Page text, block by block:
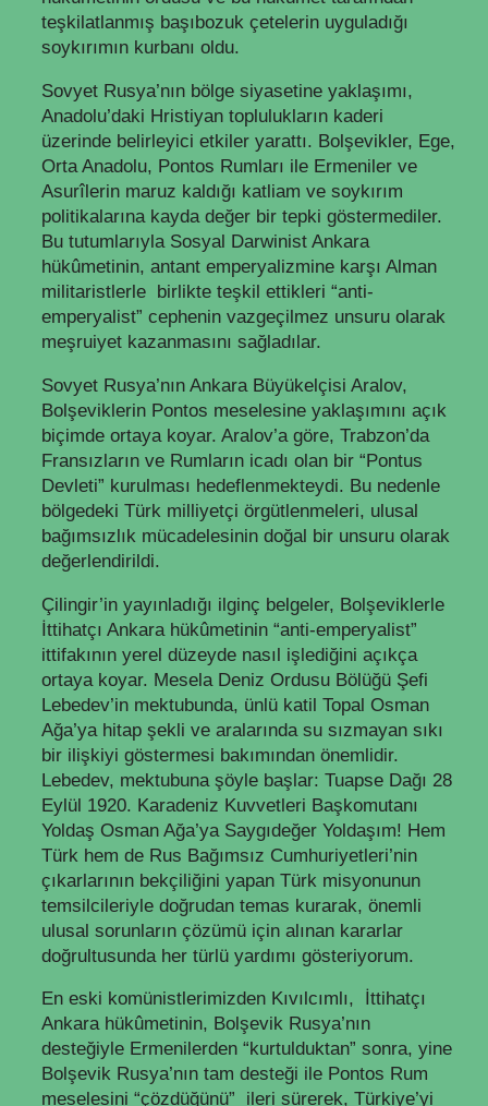
teşkilatlanmış başıbozuk çetelerin uyguladığı
soykırımın kurbanı oldu.
Sovyet Rusya’nın bölge siyasetine yaklaşımı,
Anadolu’daki Hristiyan toplulukların kaderi
üzerinde belirleyici etkiler yarattı. Bolşevikler, Ege,
Orta Anadolu, Pontos Rumları ile Ermeniler ve
Asurîlerin maruz kaldığı katliam ve soykırım
politikalarına kayda değer bir tepki göstermediler.
Bu tutumlarıyla Sosyal Darwinist Ankara
hükûmetinin, antant emperyalizmine karşı Alman
militaristlerle birlikte teşkil ettikleri “anti-
emperyalist” cephenin vazgeçilmez unsuru olarak
meşruiyet kazanmasını sağladılar.
Sovyet Rusya’nın Ankara Büyükelçisi Aralov,
Bolşeviklerin Pontos meselesine yaklaşımını açık
biçimde ortaya koyar. Aralov’a göre, Trabzon’da
Fransızların ve Rumların icadı olan bir “Pontus
Devleti” kurulması hedeflenmekteydi. Bu nedenle
bölgedeki Türk milliyetçi örgütlenmeleri, ulusal
bağımsızlık mücadelesinin doğal bir unsuru olarak
değerlendirildi.
Çilingir’in yayınladığı ilginç belgeler, Bolşeviklerle
İttihatçı Ankara hükûmetinin “anti-emperyalist”
ittifakının yerel düzeyde nasıl işlediğini açıkça
ortaya koyar. Mesela Deniz Ordusu Bölüğü Şefi
Lebedev’in mektubunda, ünlü katil Topal Osman
Ağa’ya hitap şekli ve aralarında su sızmayan sıkı
bir ilişkiyi göstermesi bakımından önemlidir.
Lebedev, mektubuna şöyle başlar: Tuapse Dağı 28
Eylül 1920. Karadeniz Kuvvetleri Başkomutanı
Yoldaş Osman Ağa’ya Saygıdeğer Yoldaşım! Hem
Türk hem de Rus Bağımsız Cumhuriyetleri’nin
çıkarlarının bekçiliğini yapan Türk misyonunun
temsilcileriyle doğrudan temas kurarak, önemli
ulusal sorunların çözümü için alınan kararlar
doğrultusunda her türlü yardımı gösteriyorum.
En eski komünistlerimizden Kıvılcımlı, İttihatçı
Ankara hükûmetinin, Bolşevik Rusya’nın
desteğiyle Ermenilerden “kurtulduktan” sonra, yine
Bolşevik Rusya’nın tam desteği ile Pontos Rum
meselesini “çözdüğünü” ileri sürerek, Türkiye’yi